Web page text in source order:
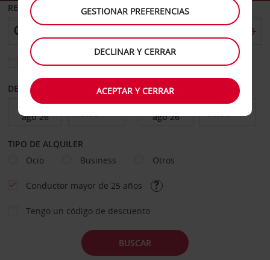
RECOGER EN
Elegir otra oficina de devolución
DESDE HASTA
TIPO DE ALQUILER
Ocio
Business Otros
Conductor mayor de 25 años
Tengo un código de descuento
BUSCAR
GESTIONAR PREFERENCIAS
DECLINAR Y CERRAR
ACEPTAR Y CERRAR